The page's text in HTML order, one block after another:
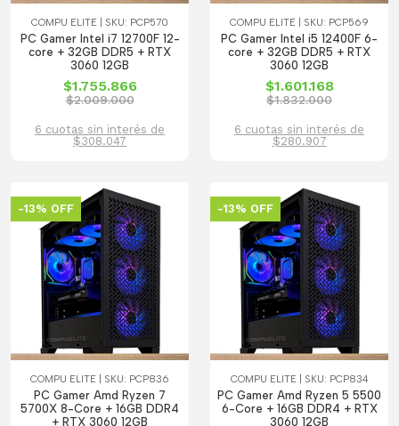
COMPU ELITE | SKU: PCP570
PC Gamer Intel i7 12700F 12-
core + 32GB DDR5 + RTX
3060 12GB
$1.755.866
$2.009.000
6 cuotas sin interés de
$308.047
COMPU ELITE | SKU: PCP569
PC Gamer Intel i5 12400F 6-
core + 32GB DDR5 + RTX
3060 12GB
$1.601.168
$1.832.000
6 cuotas sin interés de
$280.907
-13% OFF
COMPU ELITE | SKU: PCP836
PC Gamer Amd Ryzen 7
5700X 8-Core + 16GB DDR4
+ RTX 3060 12GB
-13% OFF
COMPU ELITE | SKU: PCP834
PC Gamer Amd Ryzen 5 5500
6-Core + 16GB DDR4 + RTX
3060 12GB